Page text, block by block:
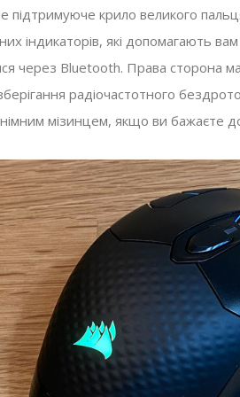
підтримуюче крило великого
індикаторів, які допомагають
через Bluetooth. Права сторона
зберігання радіочастотного
мізинцем, якщо ви бажаєте